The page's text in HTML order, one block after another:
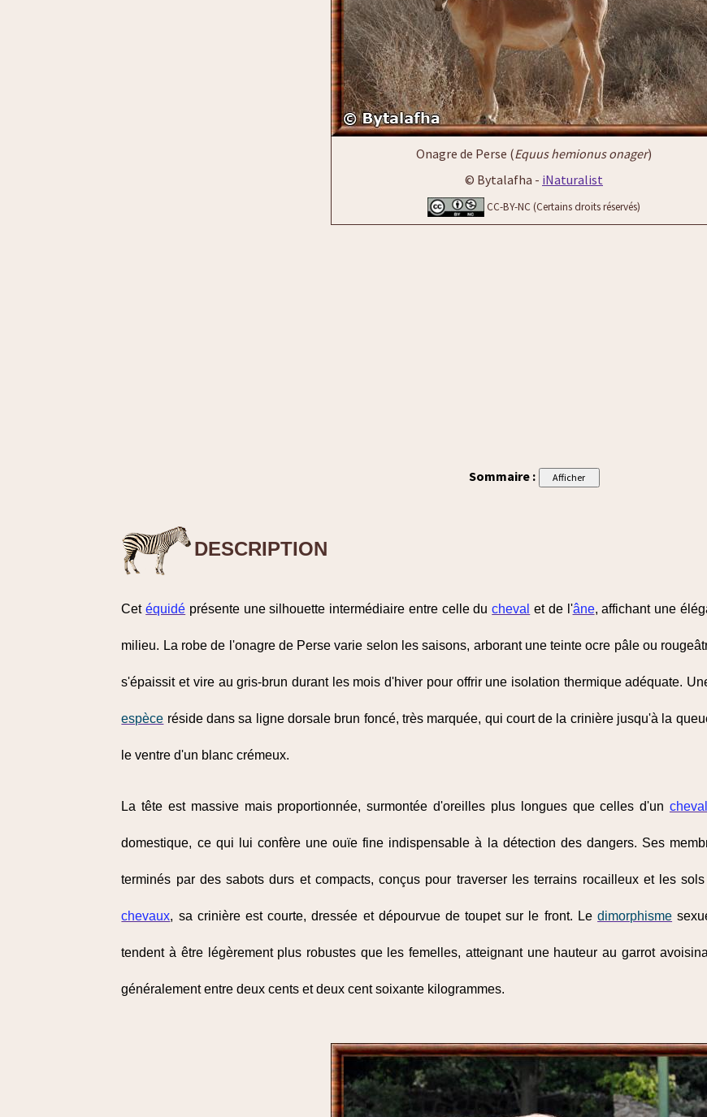
Onagre de Perse (Equus hemionus onager)
© Bytalafha - iNaturalist
CC-BY-NC (Certains droits réservés)
Sommaire :
DESCRIPTION
Cetéquidé présente une silhouette intermédiaire entre celle ducheval et de l'âne, affichant une
milieu. La robe de l'onagre de Perse varie selon les saisons, arborant une teinte ocre pâle ou
s'épaissit et vire au gris-brun durant les mois d'hiver pour offrir une isolation thermique adéquate.
espèce réside dans sa ligne dorsale brun foncé, très marquée, qui court de la crinière jusqu'à la
le ventre d'un blanc crémeux.
La tête est massive mais proportionnée, surmontée d'oreilles plus longues que celles d'un cheval
domestique, ce qui lui confère une ouïe fine indispensable à la détection des dangers. Ses
terminés par des sabots durs et compacts, conçus pour traverser les terrains rocailleux et les
chevaux, sa crinière est courte, dressée et dépourvue de toupet sur le front. Ledimorphisme
tendent à être légèrement plus robustes que les femelles, atteignant une hauteur au garrot
généralement entre deux cents et deux cent soixante kilogrammes.